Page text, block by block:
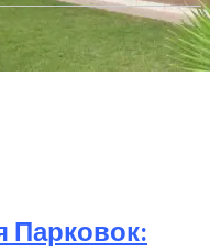
Разрушают
Без
Парковок: